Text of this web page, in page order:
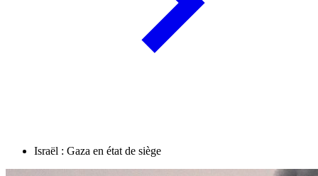
Israël : Gaza en état de siège